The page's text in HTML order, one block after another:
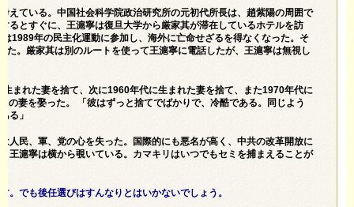
えている。中国社会科学院政治研究所の元初代所長は、趙紫陽の周囲で
るとすぐに、王滬寧は復旦大学から厳家其が滞在しているホテルを訪
1989年の民主化運動に参加し、海外に亡命せざるを得なくなった。そ
。厳家其は別のルートを使って王滬寧に電話したが、王滬寧は無視し
まれた妻を捨て、次に1960年代に生まれた妻を捨て、また1970年代に
の妻を娶った。 「彼はずっと捨てでばかりで、冷酷である。同じよう
る」
人民、軍、党の心を失った。国際的にも悪名が高く、中共の改革開放に
王滬寧は横から覗いている。カマキリはいつでもセミを捕まえることが
。でも後任選びはすんなりとはいかないでしょう。